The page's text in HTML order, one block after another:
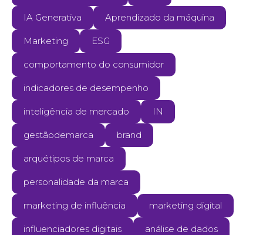
IA Generativa Aprendizado da máquina
Marketing ESG
comportamento do consumidor
indicadores de desempenho
inteligência de mercado IN
gestãodemarca brand
arquétipos de marca
personalidade da marca
marketing de influência marketing digital
influenciadores digitais análise de dados